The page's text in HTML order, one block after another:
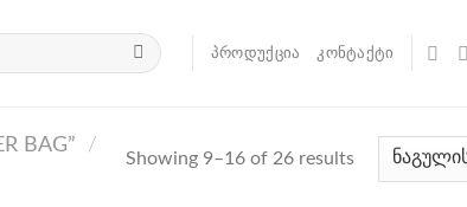
ᲞᲠᲝᲓᲣᲥᲪᲘᲐ ᲙᲝᲜᲢᲐᲥᲢᲘ
BAG”
/
Showing 9–16 of 26 results